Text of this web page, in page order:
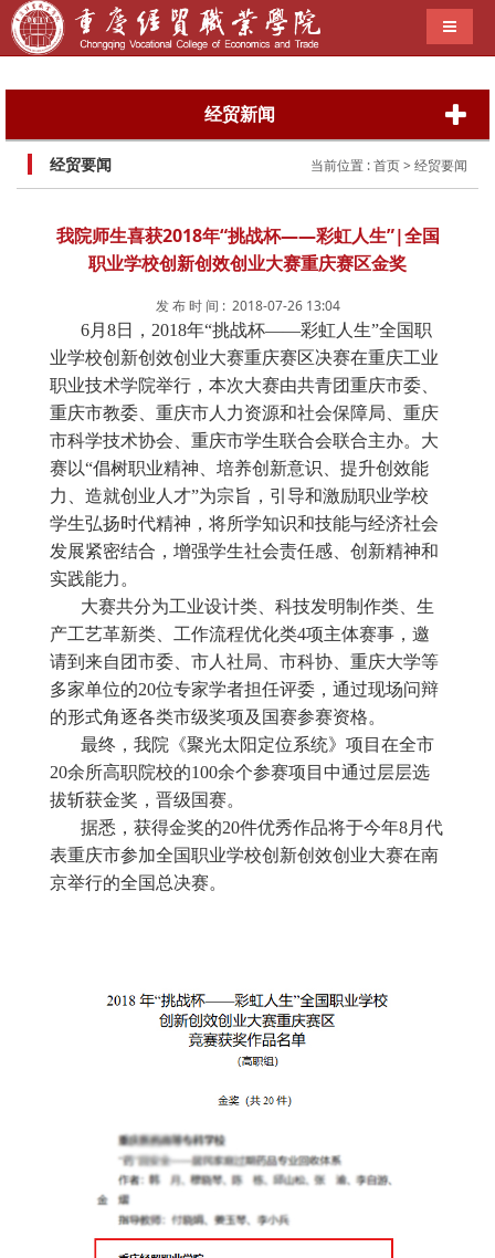
导航切
经贸新闻
经贸要闻 当前位置 :首页> 经贸要闻
我院师生喜获2018年“挑战杯——彩虹人生”|全国
职业学校创新创效创业大赛重庆赛区金奖
发 布 时 间 : 2018-07-26 13:04
6月8日，2018年“挑战杯——彩虹人生”全国职
业学校创新创效创业大赛重庆赛区决赛在重庆工业
职业技术学院举行，本次大赛由共青团重庆市委、
重庆市教委、重庆市人力资源和社会保障局、重庆
市科学技术协会、重庆市学生联合会联合主办。大
赛以“倡树职业精神、培养创新意识、提升创效能
力、造就创业人才”为宗旨，引导和激励职业学校
学生弘扬时代精神，将所学知识和技能与经济社会
发展紧密结合，增强学生社会责任感、创新精神和
实践能力。
大赛共分为工业设计类、科技发明制作类、生
产工艺革新类、工作流程优化类4项主体赛事，邀
请到来自团市委、市人社局、市科协、重庆大学等
多家单位的20位专家学者担任评委，通过现场问辩
的形式角逐各类市级奖项及国赛参赛资格。
最终，我院《聚光太阳定位系统》项目在全市
20余所高职院校的100余个参赛项目中通过层层选
拔斩获金奖，晋级国赛。
据悉，获得金奖的20件优秀作品将于今年8月代
表重庆市参加全国职业学校创新创效创业大赛在南
京举行的全国总决赛。